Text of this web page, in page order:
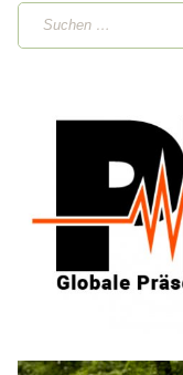
Suchen
…